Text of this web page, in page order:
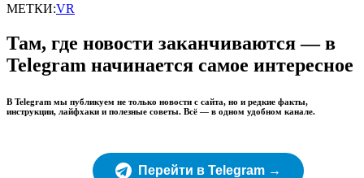
МЕТКИ:VR
Там, где новости заканчиваются — в
Telegram начинается самое интересное
В Telegram мы публикуем не только новости с сайта, но и редкие факты,
инструкции, лайфхаки и полезные советы. Всё — в одном удобном канале.
Перейти в Telegram →